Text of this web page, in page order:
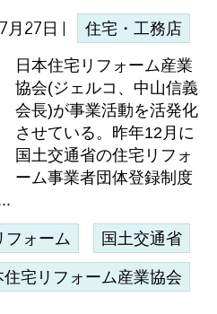
月27日 | 住宅・工務店
日本住宅リフォーム産業
協会(ジェルコ、中山信義
会長)が事業活動を活発化
させている。昨年12月に
国土交通省の住宅リフォ
ーム事業者団体登録制度
フォーム 国土交通省
住宅リフォーム産業協会